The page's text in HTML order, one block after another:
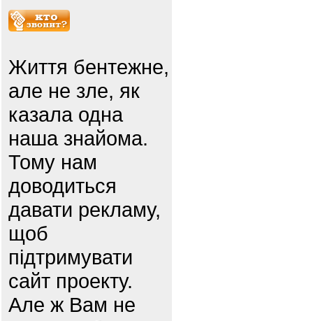
Життя бентежне,
але не зле, як
казала одна
наша знайома.
Тому нам
доводиться
давати рекламу,
щоб
підтримувати
сайт проекту.
Але ж Вам не